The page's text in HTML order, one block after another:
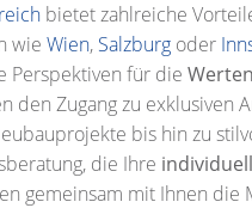
bietet zahlreiche
wie Wien, Salzburg oder
Perspektiven für die
den Zugang zu exklusiven
bis hin zu
die Ihre
gemeinsam mit Ihnen die